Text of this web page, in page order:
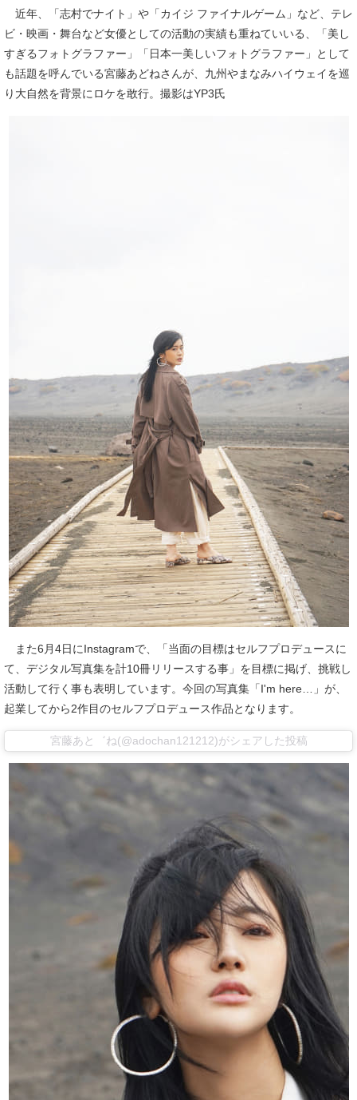
近年、「志村でナイト」や「カイジ ファイナルゲーム」など、テレ
ビ・映画・舞台など女優としての活動の実績も重ねていいる、「美し
すぎるフォトグラファー」「日本一美しいフォトグラファー」として
も話題を呼んでいる宮藤あどねさんが、九州やまなみハイウェイを巡
り大自然を背景にロケを敢行。撮影はYP3氏
また6月4日にInstagramで、「当面の目標はセルフプロデュースに
て、デジタル写真集を計10冊リリースする事」を目標に掲げ、挑戦し
活動して行く事も表明しています。今回の写真集「I'm here…」が、
起業してから2作目のセルフプロデュース作品となります。
宮藤あと゛ね(@adochan121212)がシェアした投稿